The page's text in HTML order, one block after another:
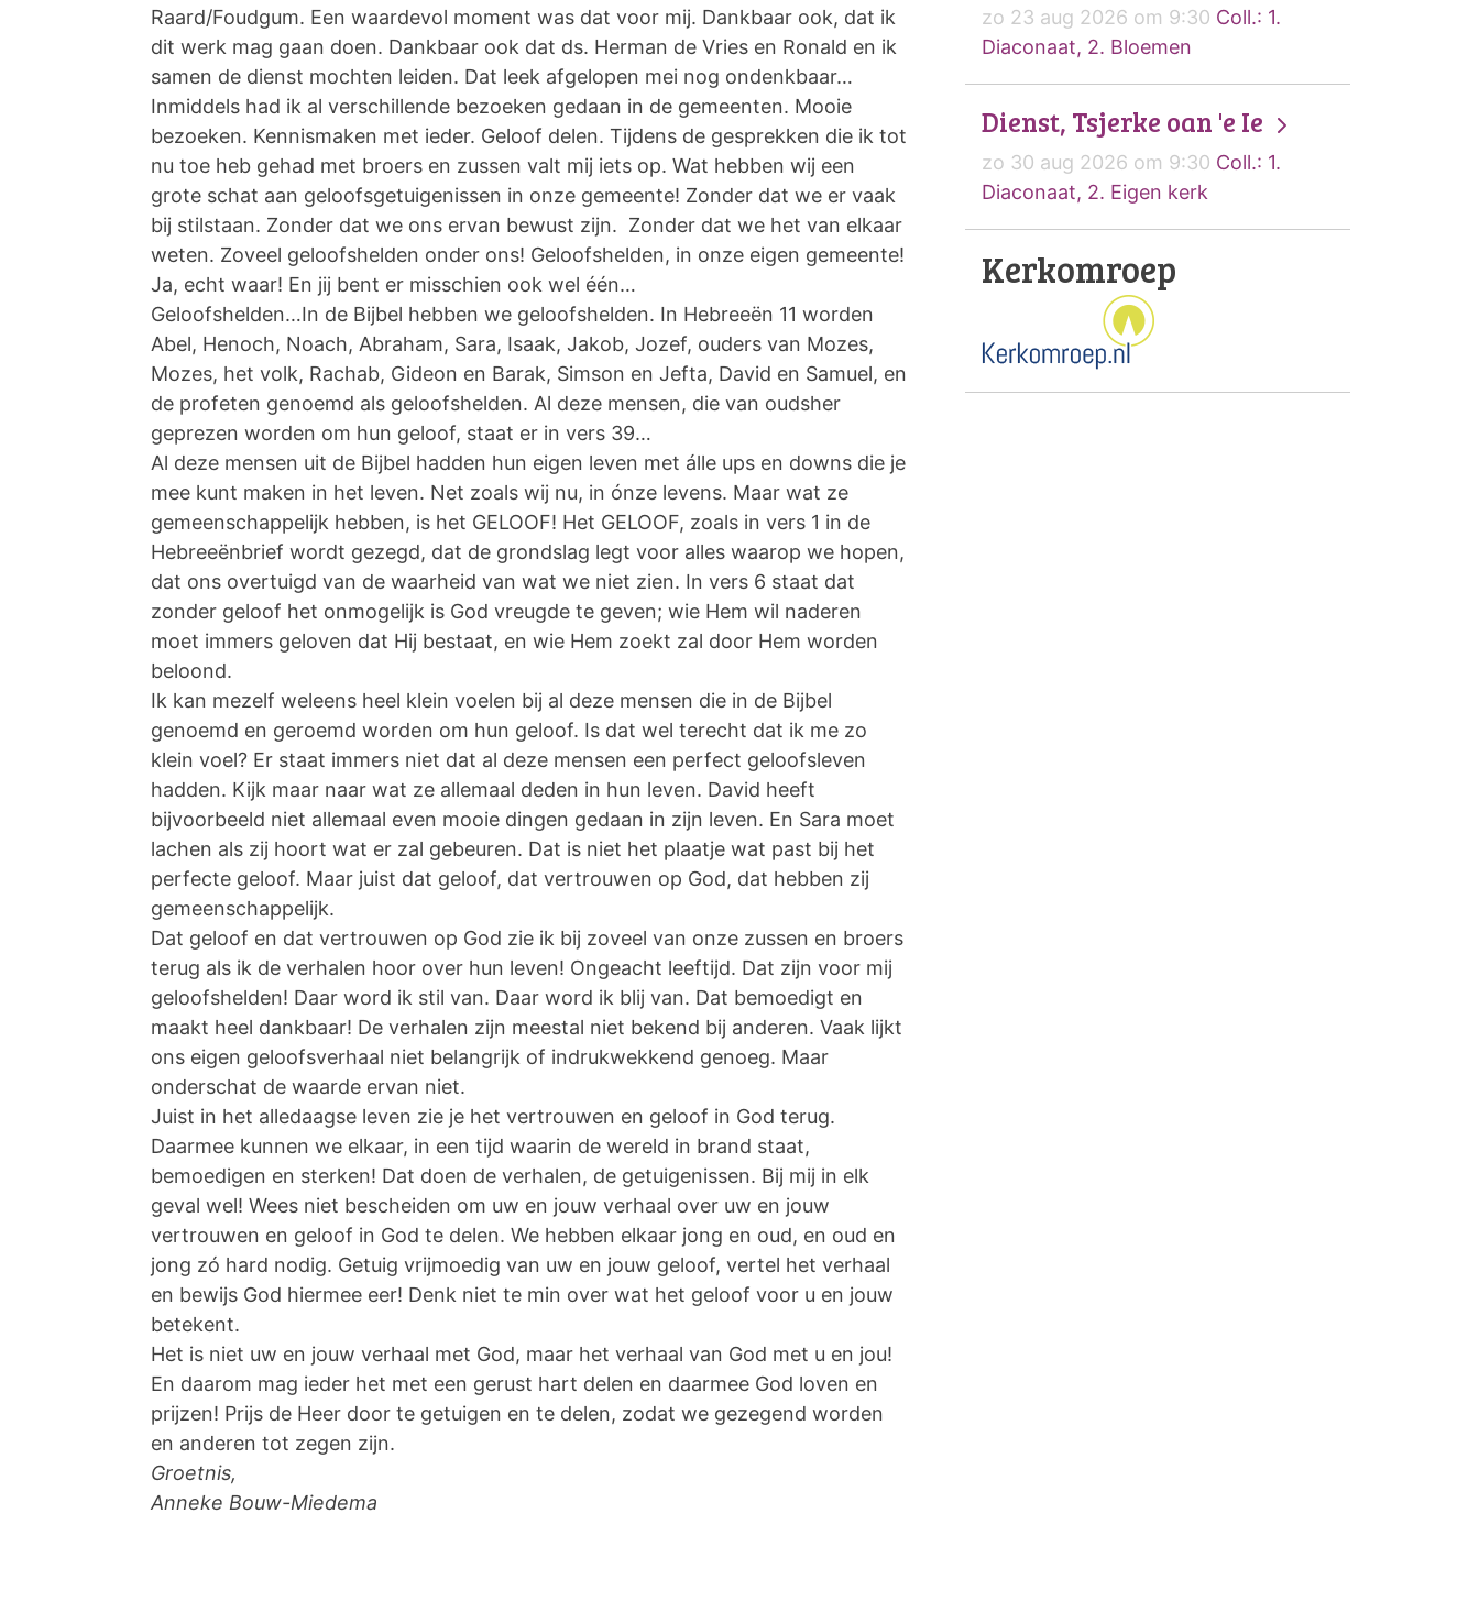
Raard/Foudgum. Een waardevol moment was dat voor mij. Dankbaar ook, dat ik
dit werk mag gaan doen. Dankbaar ook dat ds. Herman de Vries en Ronald en ik
samen de dienst mochten leiden. Dat leek afgelopen mei nog ondenkbaar…
Inmiddels had ik al verschillende bezoeken gedaan in de gemeenten. Mooie
bezoeken. Kennismaken met ieder. Geloof delen. Tijdens de gesprekken die ik tot
nu toe heb gehad met broers en zussen valt mij iets op. Wat hebben wij een
grote schat aan geloofsgetuigenissen in onze gemeente! Zonder dat we er vaak
bij stilstaan. Zonder dat we ons ervan bewust zijn. Zonder dat we het van elkaar
weten. Zoveel geloofshelden onder ons! Geloofshelden, in onze eigen gemeente!
Ja, echt waar! En jij bent er misschien ook wel één…
Geloofshelden…In de Bijbel hebben we geloofshelden. In Hebreeën 11 worden
Abel, Henoch, Noach, Abraham, Sara, Isaak, Jakob, Jozef, ouders van Mozes,
Mozes, het volk, Rachab, Gideon en Barak, Simson en Jefta, David en Samuel, en
de profeten genoemd als geloofshelden. Al deze mensen, die van oudsher
geprezen worden om hun geloof, staat er in vers 39…
Al deze mensen uit de Bijbel hadden hun eigen leven met álle ups en downs die je
mee kunt maken in het leven. Net zoals wij nu, in ónze levens. Maar wat ze
gemeenschappelijk hebben, is het GELOOF! Het GELOOF, zoals in vers 1 in de
Hebreeënbrief wordt gezegd, dat de grondslag legt voor alles waarop we hopen,
dat ons overtuigd van de waarheid van wat we niet zien. In vers 6 staat dat
zonder geloof het onmogelijk is God vreugde te geven; wie Hem wil naderen
moet immers geloven dat Hij bestaat, en wie Hem zoekt zal door Hem worden
beloond.
Ik kan mezelf weleens heel klein voelen bij al deze mensen die in de Bijbel
genoemd en geroemd worden om hun geloof. Is dat wel terecht dat ik me zo
klein voel? Er staat immers niet dat al deze mensen een perfect geloofsleven
hadden. Kijk maar naar wat ze allemaal deden in hun leven. David heeft
bijvoorbeeld niet allemaal even mooie dingen gedaan in zijn leven. En Sara moet
lachen als zij hoort wat er zal gebeuren. Dat is niet het plaatje wat past bij het
perfecte geloof. Maar juist dat geloof, dat vertrouwen op God, dat hebben zij
gemeenschappelijk.
Dat geloof en dat vertrouwen op God zie ik bij zoveel van onze zussen en broers
terug als ik de verhalen hoor over hun leven! Ongeacht leeftijd. Dat zijn voor mij
geloofshelden! Daar word ik stil van. Daar word ik blij van. Dat bemoedigt en
maakt heel dankbaar! De verhalen zijn meestal niet bekend bij anderen. Vaak lijkt
ons eigen geloofsverhaal niet belangrijk of indrukwekkend genoeg. Maar
onderschat de waarde ervan niet.
Juist in het alledaagse leven zie je het vertrouwen en geloof in God terug.
Daarmee kunnen we elkaar, in een tijd waarin de wereld in brand staat,
bemoedigen en sterken! Dat doen de verhalen, de getuigenissen. Bij mij in elk
geval wel! Wees niet bescheiden om uw en jouw verhaal over uw en jouw
vertrouwen en geloof in God te delen. We hebben elkaar jong en oud, en oud en
jong zó hard nodig. Getuig vrijmoedig van uw en jouw geloof, vertel het verhaal
en bewijs God hiermee eer! Denk niet te min over wat het geloof voor u en jouw
betekent.
Het is niet uw en jouw verhaal met God, maar het verhaal van God met u en jou!
En daarom mag ieder het met een gerust hart delen en daarmee God loven en
prijzen! Prijs de Heer door te getuigen en te delen, zodat we gezegend worden
en anderen tot zegen zijn.
Groetnis,
Anneke Bouw-Miedema
zo 23 aug 2026 om 9:30 Coll.: 1.
Diaconaat, 2. Bloemen
Dienst, Tsjerke oan 'e Ie
zo 30 aug 2026 om 9:30 Coll.: 1.
Diaconaat, 2. Eigen kerk
Kerkomroep